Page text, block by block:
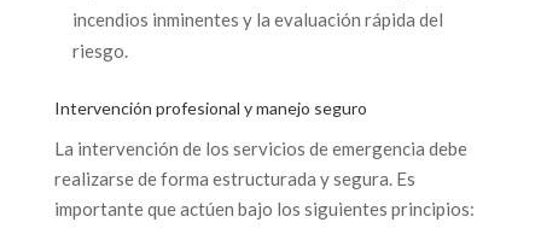
incendios inminentes y la evaluación rápida del
riesgo.
Intervención profesional y manejo seguro
La intervención de los servicios de emergencia debe
realizarse de forma estructurada y segura. Es
importante que actúen bajo los siguientes principios: